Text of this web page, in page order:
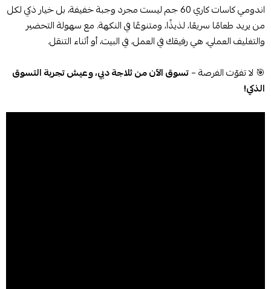
اندومي كاسات كاري 60 جم ليست مجرد وجبة خفيفة، بل خيار ذكي لكل
من يريد طعامًا سريعًا، لذيذًا، ومتنوعًا في النكهة. مع سهولة التحضير
والتغليف العملي، هي رفيقك في العمل، في البيت، أو أثناء التنقل.
🎯 لا تفوّت الفرصة –تسوق الآن من ثلاجة دبي، وعيش تجربة التسوق
الذكي!